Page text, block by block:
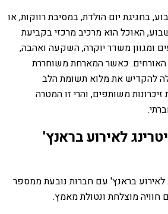
בחגיגת יום הולדת, במסיבת רווקות, או
האוכל הוא מרכיב מרכזי בקביעת
ומגוון משדר יוקרה, השקעה ואהבה,
כאשר המארחת משוחררת
להקדיש את מלוא תשומת הלב
זיכרונות משותפים, והרי זו המטרה
לאירוע בראנץ'
לאירוע בראנץ' עם חברות נובעת ממספר
חוויה מוצלחת ונטולת מאמץ.